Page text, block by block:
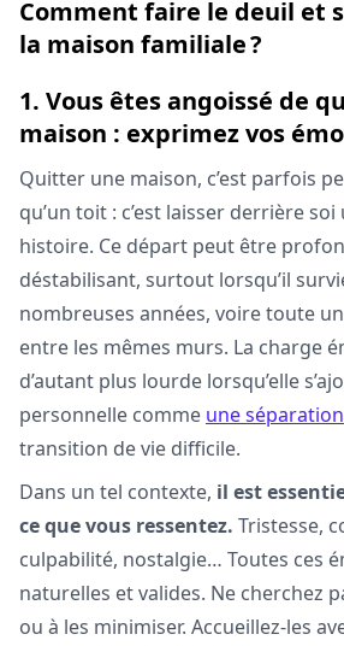
Comment faire le deuil et
la maison familiale ?
1. Vous êtes angoissé de
maison : exprimez vos
Quitter une maison, c’est parfois
qu’un toit : c’est laisser derrière
histoire. Ce départ peut être
déstabilisant, surtout lorsqu’il
nombreuses années, voire toute
entre les mêmes murs. La charge
d’autant plus lourde lorsqu’elle
personnelle comme une séparation
transition de vie difficile.
Dans un tel contexte, il est
ce que vous ressentez. Tristesse,
culpabilité, nostalgie… Toutes ces
naturelles et valides. Ne cherchez
ou à les minimiser. Accueillez-les